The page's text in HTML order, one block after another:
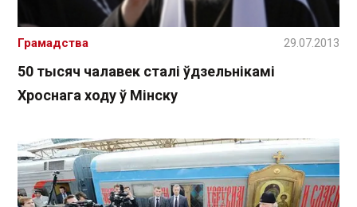
50 тысяч чалавек сталі ўдзельнікамі
Хроснага ходу ў Мінску
Грамадства 29.07.2013